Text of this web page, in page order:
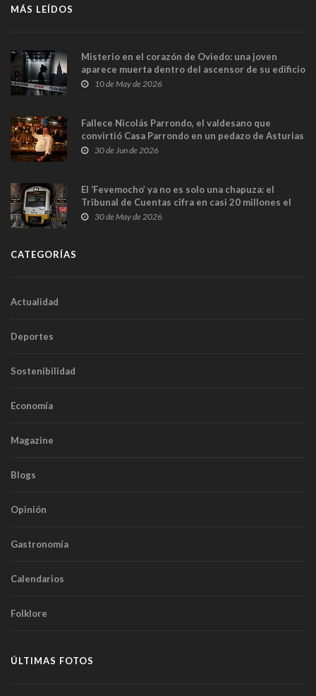
MÁS LEÍDOS
Misterio en el corazón de Oviedo: una joven
aparece muerta dentro del ascensor de su edificio
y las cámaras captan sus últimos minutos
10 de May de 2026
Fallece Nicolás Parrondo, el valdesano que
convirtió Casa Parrondo en un pedazo de Asturias
en Madrid
30 de Jun de 2026
El ‘Fevemocho’ ya no es solo una chapuza: el
Tribunal de Cuentas cifra en casi 20 millones el
sobrecoste de los trenes que no cabían por los
30 de May de 2026
CATEGORÍAS
Actualidad
Deportes
Sostenibilidad
Economía
Magazine
Blogs
Opinión
Gastronomía
Calendarios
Folklore
ÚLTIMAS FOTOS